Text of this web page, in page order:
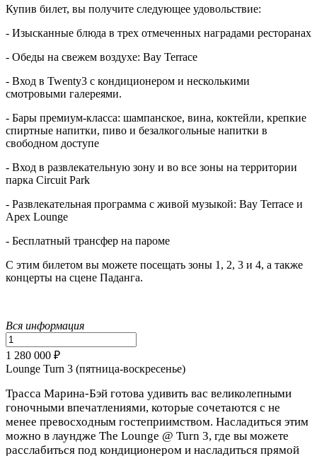
Купив билет, вы получите следующее удовольствие:
- Изысканные блюда в трех отмеченных наградами ресторанах
- Обеды на свежем воздухе: Bay Terrace
- Вход в Twenty3 с кондиционером и несколькими
смотровыми галереями.
- Бары премиум-класса: шампанское, вина, коктейли, крепкие
спиртные напитки, пиво и безалкогольные напитки в
свободном доступе
- Вход в развлекательную зону и во все зоны на территории
парка Circuit Park
- Развлекательная программа с живой музыкой: Bay Terrace и
Apex Lounge
- Бесплатный трансфер на пароме
С этим билетом вы можете посещать зоны 1, 2, 3 и 4, а также
концерты на сцене Паданга.
Вся информация
1 280 000 ₽
Lounge Turn 3 (пятница-воскресенье)
Трасса Марина-Бэй готова удивить вас великолепными
гоночными впечатлениями, которые сочетаются с не
менее превосходным гостеприимством. Насладиться этим
можно в лаундже The Lounge @ Turn 3, где вы можете
расслабиться под кондиционером и насладиться прямой